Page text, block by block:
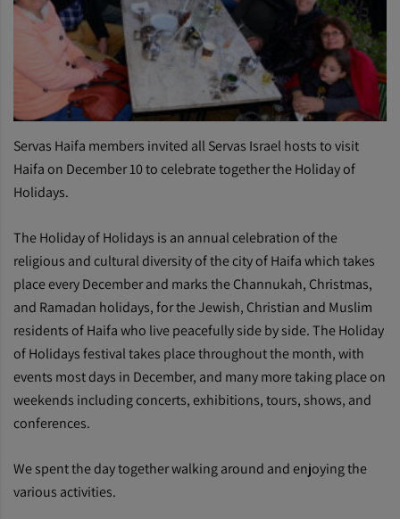
Servas Haifa members invited all Servas Israel hosts to visit
Haifa on December 10 to celebrate together the Holiday of
Holidays.
The Holiday of Holidays is an annual celebration of the
religious and cultural diversity of the city of Haifa which takes
place every December and marks the Channukah, Christmas,
and Ramadan holidays, for the Jewish, Christian and Muslim
residents of Haifa who live peacefully side by side. The Holiday
of Holidays festival takes place throughout the month, with
events most days in December, and many more taking place on
weekends including concerts, exhibitions, tours, shows, and
conferences.
We spent the day together walking around and enjoying the
various activities.